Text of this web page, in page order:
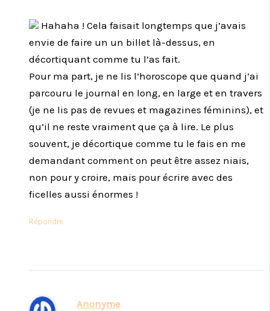
Hahaha ! Cela faisait longtemps que j’avais
envie de faire un un billet là-dessus, en
décortiquant comme tu l’as fait.
Pour ma part, je ne lis l’horoscope que quand j’ai
parcouru le journal en long, en large et en travers
(je ne lis pas de revues et magazines féminins), et
qu’il ne reste vraiment que ça à lire. Le plus
souvent, je décortique comme tu le fais en me
demandant comment on peut être assez niais,
non pour y croire, mais pour écrire avec des
ficelles aussi énormes !
Répondre
Anonyme